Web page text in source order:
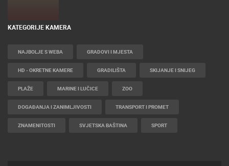
KATEGORIJE KAMERA
NAJBOLJE S WEBA GRADOVI I MJESTA
HD - OKRETNE KAMERE GRADILIŠTA SKIJANJE I SNIJEG
PLAŽE MARINE I LUČICE ZOO
DOGAĐANJA I ZANIMLJIVOSTI TRANSPORT I PROMET
ZNAMENITOSTI SVJETSKA BAŠTINA SPORT